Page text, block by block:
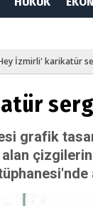
İzmirli' karikatür
grafik